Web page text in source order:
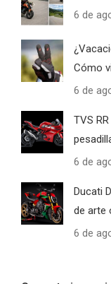
6 de
Cómo
6 de
TVS
6 de
Ducati
de arte
6 de